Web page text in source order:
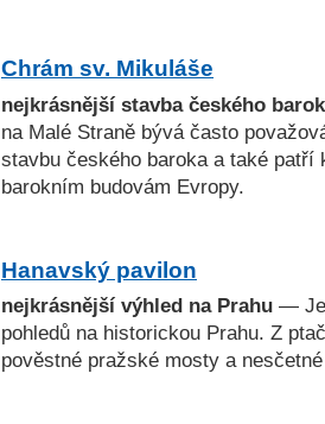
Chrám sv. Mikuláše
nejkrásnější stavba českého
na Malé Straně bývá často
stavbu českého baroka a také patří
barokním budovám Evropy.
Hanavský pavilon
nejkrásnější výhled na Prahu —
pohledů na historickou Prahu. Z
pověstné pražské mosty a